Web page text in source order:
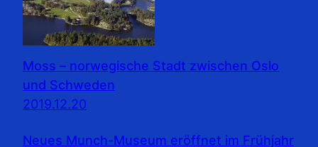
Moss – norwegische Stadt zwischen Oslo
und Schweden
2019.12.20
Neues Munch-Museum eröffnet im Frühjahr